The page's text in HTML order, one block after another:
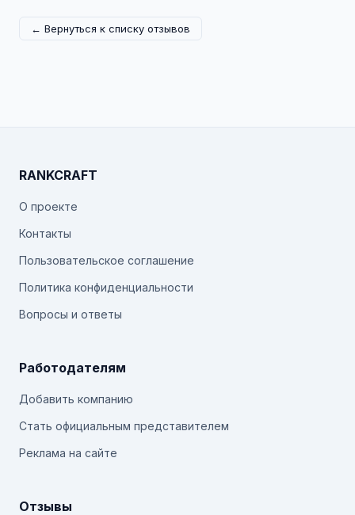
← Вернуться к списку отзывов
RANKCRAFT
О проекте
Контакты
Пользовательское соглашение
Политика конфиденциальности
Вопросы и ответы
Работодателям
Добавить компанию
Стать официальным представителем
Реклама на сайте
Отзывы